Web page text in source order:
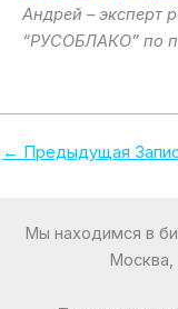
Андрей – эксперт
“РУСОБЛАКО” по
← Предыдущая
Мы находимся в
Москва,